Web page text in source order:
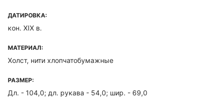
ДАТИРОВКА:
кон. XIX в.
МАТЕРИАЛ:
Холст, нити хлопчатобумажные
РАЗМЕР:
Дл. - 104,0; дл. рукава - 54,0; шир. - 69,0